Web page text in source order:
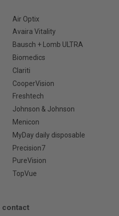
Air Optix
Avaira Vitality
Bausch + Lomb ULTRA
Biomedics
Clariti
CooperVision
Freshtech
Johnson & Johnson
Menicon
MyDay daily disposable
Precision7
PureVision
TopVue
contact